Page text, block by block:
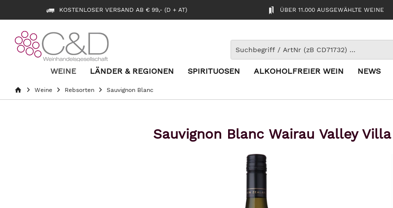
KOSTENLOSER VERSAND AB € 99,- (D + AT) ÜBER 11.000 AUSGEWÄHLTE WEINE
WEINE LÄNDER & REGIONEN SPIRITUOSEN ALKOHOLFREIER WEIN NEWS
Weine Rebsorten Sauvignon Blanc
Sauvignon Blanc Wairau Valley